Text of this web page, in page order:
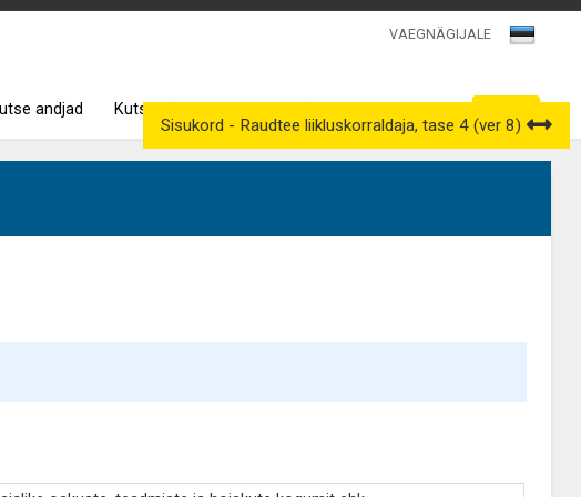
VAEGNÄGIJALE
andjad Kutsenõukogud
Sisukord - Raudtee liikluskorraldaja, tase 4 (ver 8)